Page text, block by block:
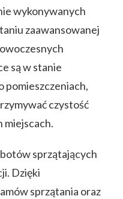
wykonywanych
zaawansowanej
są w stanie
pomieszczeniach,
czystość
sprzątających
Dzięki
sprzątania oraz